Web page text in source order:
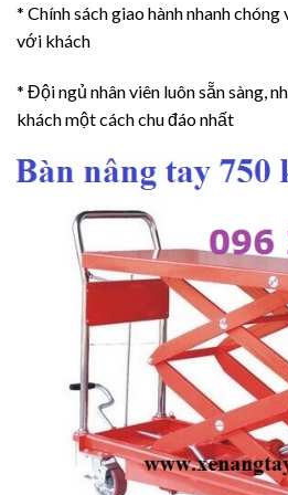
* Chính sách giao hành nhanh
với khách
* Đội ngủ nhân viên luôn sẵn sàng,
khách một cách chu đáo nhất